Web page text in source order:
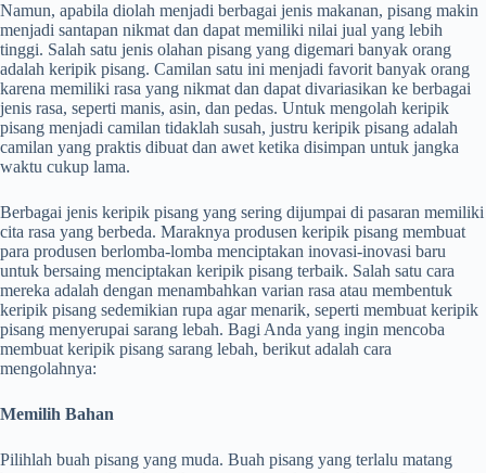
Namun, apabila diolah menjadi berbagai jenis makanan, pisang makin
menjadi santapan nikmat dan dapat memiliki nilai jual yang lebih
tinggi. Salah satu jenis olahan pisang yang digemari banyak orang
adalah keripik pisang. Camilan satu ini menjadi favorit banyak orang
karena memiliki rasa yang nikmat dan dapat divariasikan ke berbagai
jenis rasa, seperti manis, asin, dan pedas. Untuk mengolah keripik
pisang menjadi camilan tidaklah susah, justru keripik pisang adalah
camilan yang praktis dibuat dan awet ketika disimpan untuk jangka
waktu cukup lama.
Berbagai jenis keripik pisang yang sering dijumpai di pasaran memiliki
cita rasa yang berbeda. Maraknya produsen keripik pisang membuat
para produsen berlomba-lomba menciptakan inovasi-inovasi baru
untuk bersaing menciptakan keripik pisang terbaik. Salah satu cara
mereka adalah dengan menambahkan varian rasa atau membentuk
keripik pisang sedemikian rupa agar menarik, seperti membuat keripik
pisang menyerupai sarang lebah. Bagi Anda yang ingin mencoba
membuat keripik pisang sarang lebah, berikut adalah cara
mengolahnya:
Memilih Bahan
Pilihlah buah pisang yang muda. Buah pisang yang terlalu matang